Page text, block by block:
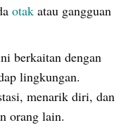
otak atau gangguan
berkaitan dengan
lingkungan.
menarik diri, dan
orang lain.